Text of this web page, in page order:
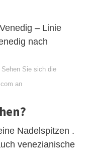
– Linie
nach
Sehen Sie sich die
an
Nadelspitzen .
venezianische